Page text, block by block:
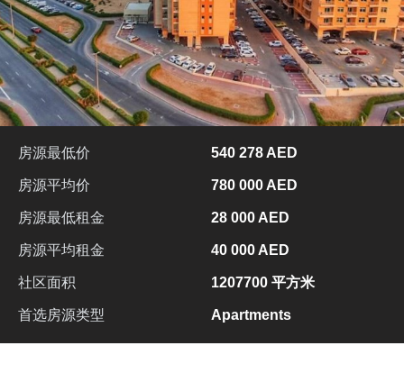
房源最低价 540 278 AED
房源平均价 780 000 AED
房源最低租金 28 000 AED
房源平均租金 40 000 AED
社区面积 1207700 平方米
首选房源类型 Apartments